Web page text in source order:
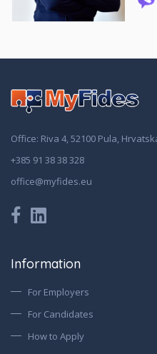
Office: Riva 4, 52100 Pula,
+385 91 38 38 328
office@myfides.eu
Information
For Employers
For Candidates
How to Apply